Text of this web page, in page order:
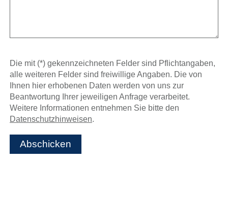
Die mit (*) gekennzeichneten Felder sind Pflichtangaben,
alle weiteren Felder sind freiwillige Angaben. Die von
Ihnen hier erhobenen Daten werden von uns zur
Beantwortung Ihrer jeweiligen Anfrage verarbeitet.
Weitere Informationen entnehmen Sie bitte den
Datenschutzhinweisen.
Abschicken